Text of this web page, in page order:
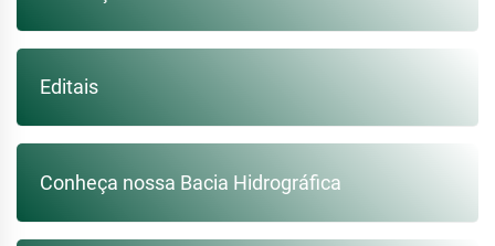
Editais
Conheça nossa Bacia Hidrográfica